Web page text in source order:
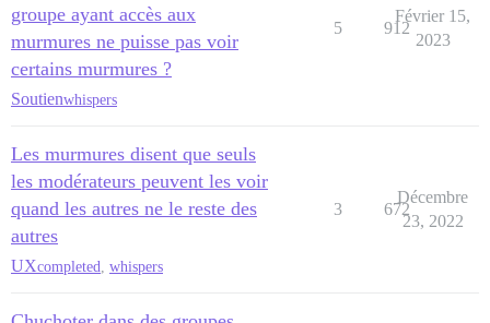
groupe ayant accès aux
murmures ne puisse pas voir
certains murmures ?
Soutienwhispers
5 912
Février 15,
2023
Les murmures disent que seuls
les modérateurs peuvent les voir
quand les autres ne le reste des
autres
UXcompleted whispers
3 672
Décembre
23, 2022